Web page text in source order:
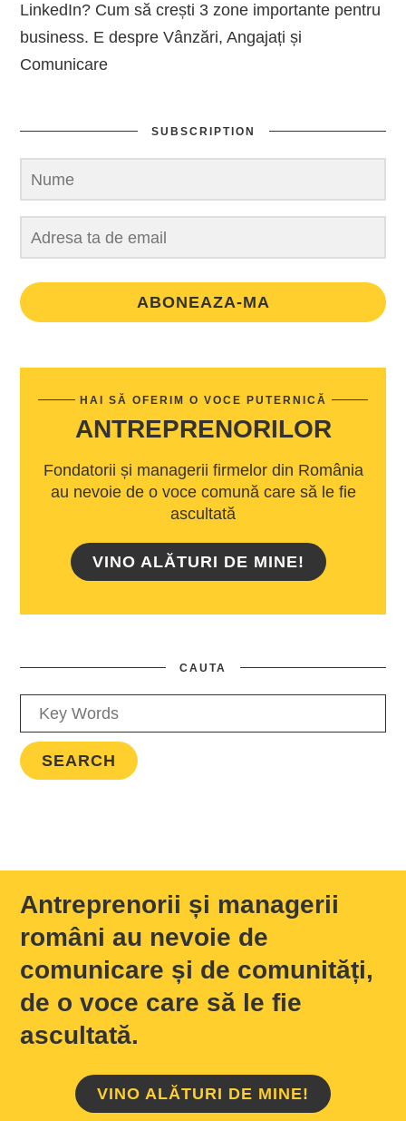
LinkedIn? Cum să crești 3 zone importante pentru
business. E despre Vânzări, Angajați și
Comunicare
SUBSCRIPTION
ABONEAZA-MA
HAI SĂ OFERIM O VOCE PUTERNICĂ
ANTREPRENORILOR
Fondatorii și managerii firmelor din România
au nevoie de o voce comună care să le fie
ascultată
VINO ALĂTURI DE MINE!
CAUTA
Antreprenorii și managerii
români au nevoie de
comunicare și de comunități,
de o voce care să le fie
ascultată.
VINO ALĂTURI DE MINE!